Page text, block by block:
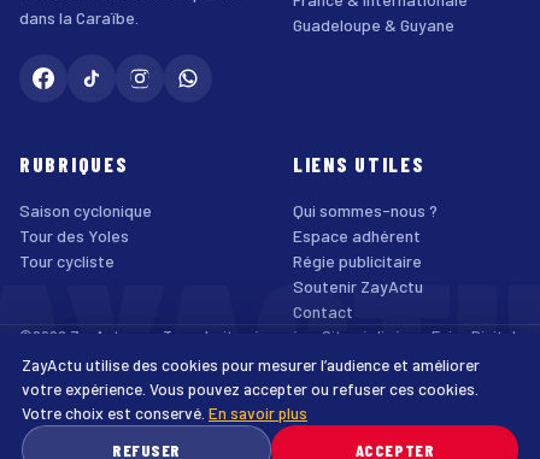
dans la Caraïbe.
Guadeloupe & Guyane
RUBRIQUES
Saison cyclonique
Tour des Yoles
Tour cycliste
LIENS UTILES
Qui sommes-nous ?
Espace adhérent
Régie publicitaire
Soutenir ZayActu
Contact
©2026 ZayActu.org. Tous droits réservés. · Site réalisé par Enjoy Digital
Agency
Mentions légales
Confidentialité Cookies Accessibilité
ZayActu utilise des cookies pour mesurer l’audience et améliorer
votre expérience. Vous pouvez accepter ou refuser ces cookies.
Votre choix est conservé. En savoir plus
REFUSER
ACCEPTER